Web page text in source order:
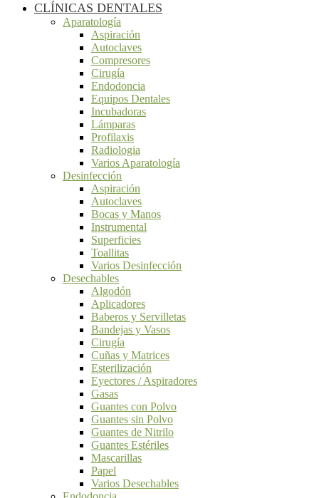
CLÍNICAS DENTALES
Aparatología
Aspiración
Autoclaves
Compresores
Cirugía
Endodoncia
Equipos Dentales
Incubadoras
Lámparas
Profilaxis
Radiologia
Varios Aparatología
Desinfección
Aspiración
Autoclaves
Bocas y Manos
Instrumental
Superficies
Toallitas
Varios Desinfección
Desechables
Algodón
Aplicadores
Baberos y Servilletas
Bandejas y Vasos
Cirugía
Cuñas y Matrices
Esterilización
Eyectores / Aspiradores
Gasas
Guantes con Polvo
Guantes sin Polvo
Guantes de Nitrilo
Guantes Estériles
Mascarillas
Papel
Varios Desechables